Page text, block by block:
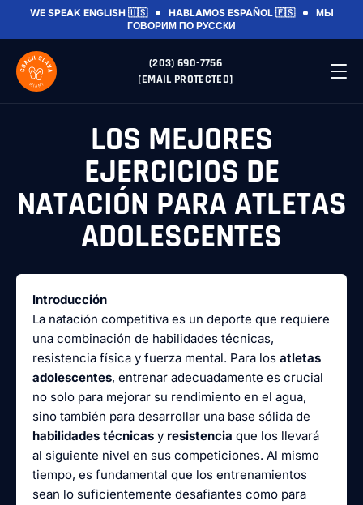
WE SPEAK ENGLISH 🇺🇸 HABLAMOS ESPAÑOL 🇪🇸
МЫ
ГОВОРИМ ПО РУССКИ
(203) 690-7756
[EMAIL PROTECTED]
LOS MEJORES
EJERCICIOS DE
NATACIÓN PARA ATLETAS
ADOLESCENTES
Introducción
La natación competitiva es un deporte que requiere
una combinación de habilidades técnicas,
resistencia física y fuerza mental. Para los atletas
adolescentes, entrenar adecuadamente es crucial
no solo para mejorar su rendimiento en el agua,
sino también para desarrollar una base sólida de
habilidades técnicas y resistencia que los llevará
al siguiente nivel en sus competiciones. Al mismo
tiempo, es fundamental que los entrenamientos
sean lo suficientemente desafiantes como para